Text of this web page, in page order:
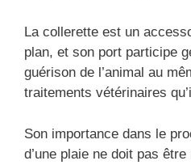
La collerette est un
plan, et son port participe
guérison de l’animal au
traitements vétérinaires
Son importance dans le
d’une plaie ne doit pas